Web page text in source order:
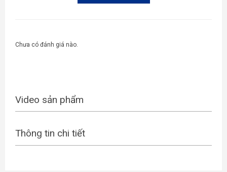
Chưa có đánh giá nào.
Video sản phẩm
Thông tin chi tiết